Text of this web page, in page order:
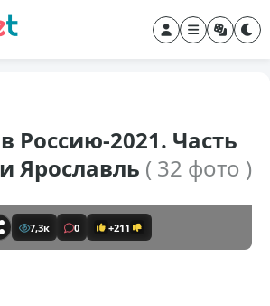
Россию-2021. Часть
Ярославль ( 32 фото )
7,3к 0 +211